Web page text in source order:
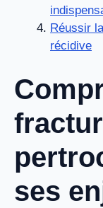
Réussir
récidive
ses